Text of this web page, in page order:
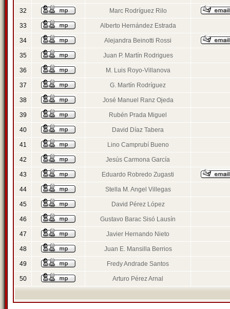
32 Marc Rodríguez Rilo
33 Alberto Hernández Estrada
34 Alejandra Beinotti Rossi
35 Juan P. Martín Rodrigues
36 M. Luis Royo-Villanova
37 G. Martín Rodríguez
38 José Manuel Ranz Ojeda
39 Rubén Prada Miguel
40 David Díaz Tabera
41 Lino Camprubí Bueno
42 Jesús Carmona García
43 Eduardo Robredo Zugasti
44 Stella M. Angel Villegas
45 David Pérez López
46 Gustavo Barac Sisó Lausín
47 Javier Hernando Nieto
48 Juan E. Mansilla Berrios
49 Fredy Andrade Santos
50 Arturo Pérez Arnal